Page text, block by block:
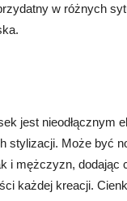
w różnych
jest nieodłącznym
stylizacji. Może być
i mężczyzn, dodając
każdej kreacji.